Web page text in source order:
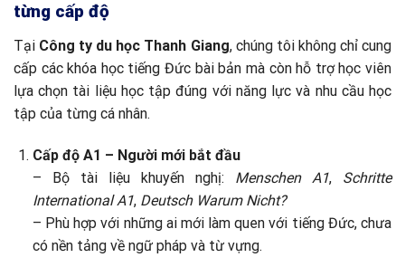
từng cấp độ
Tại Công ty du học Thanh Giang, chúng tôi không chỉ cung
cấp các khóa học tiếng Đức bài bản mà còn hỗ trợ học viên
lựa chọn tài liệu học tập đúng với năng lực và nhu cầu học
tập của từng cá nhân.
Cấp độ A1 – Người mới bắt đầu
– Bộ tài liệu khuyến nghị: Menschen A1, Schritte
International A1, Deutsch Warum Nicht?
– Phù hợp với những ai mới làm quen với tiếng Đức, chưa
có nền tảng về ngữ pháp và từ vựng.